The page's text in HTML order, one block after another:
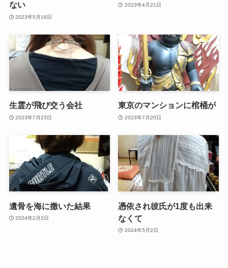
ない
2023年5月19日
2023年4月21日
生霊が飛び交う会社
2023年7月23日
東京のマンションに棺桶が
2023年7月20日
遺骨を海に撒いた結果
2024年2月2日
憑依され彼氏が1度も出来
なくて
2024年5月2日